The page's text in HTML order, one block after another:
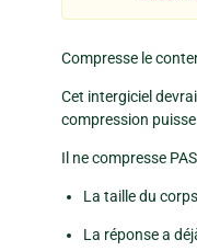
Compresse le
Cet intergiciel
compression
Il ne compresse
La taille du
La réponse a